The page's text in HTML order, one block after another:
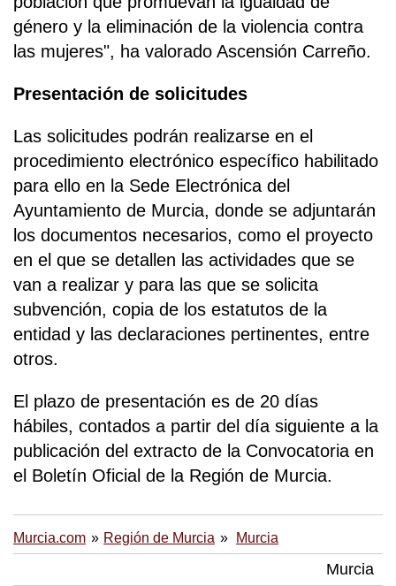
género y la eliminación de la violencia contra
las mujeres", ha valorado Ascensión Carreño.
Presentación de solicitudes
Las solicitudes podrán realizarse en el
procedimiento electrónico específico habilitado
para ello en la Sede Electrónica del
Ayuntamiento de Murcia, donde se adjuntarán
los documentos necesarios, como el proyecto
en el que se detallen las actividades que se
van a realizar y para las que se solicita
subvención, copia de los estatutos de la
entidad y las declaraciones pertinentes, entre
otros.
El plazo de presentación es de 20 días
hábiles, contados a partir del día siguiente a la
publicación del extracto de la Convocatoria en
el Boletín Oficial de la Región de Murcia.
Murcia.com Región de Murcia Murcia
Murcia